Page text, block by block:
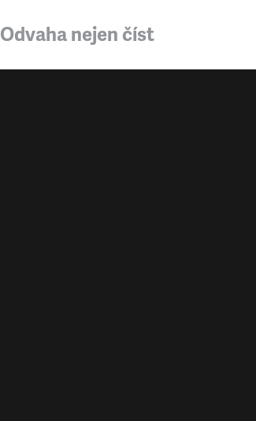
Odvaha nejen číst